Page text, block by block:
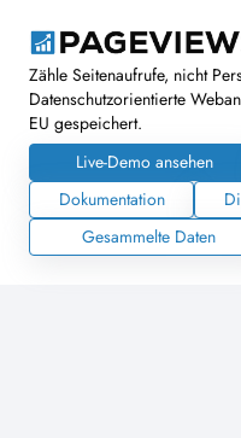
Zähle Seitenaufrufe, nicht
Datenschutzorientierte
EU gespeichert.
Live-Demo ansehen
Dokumentation
Gesammelte Daten